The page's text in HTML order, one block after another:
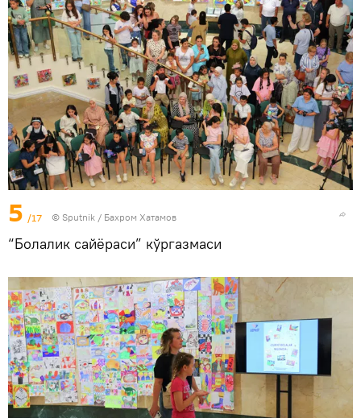
5 /17 © Sputnik / Бахром Хатамов
“Болалик сайёраси” кўргазмаси